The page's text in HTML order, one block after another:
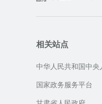
相关站点
中华人民共和国中央
国家政务服务平台